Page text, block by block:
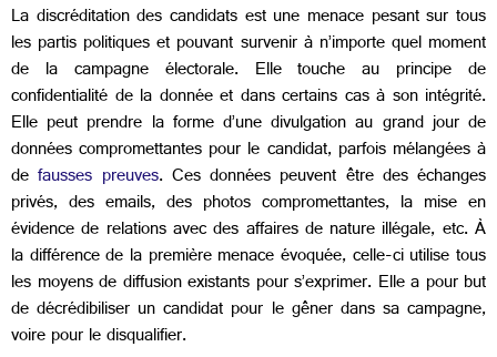
La discréditation des candidats est une menace pesant sur tous
les partis politiques et pouvant survenir à n’importe quel moment
de la campagne électorale. Elle touche au principe de
confidentialité de la donnée et dans certains cas à son intégrité.
Elle peut prendre la forme d’une divulgation au grand jour de
données compromettantes pour le candidat, parfois mélangées à
defausses preuves. Ces données peuvent être des échanges
privés, des emails, des photos compromettantes, la mise en
évidence de relations avec des affaires de nature illégale, etc. À
la différence de la première menace évoquée, celle-ci utilise tous
les moyens de diffusion existants pour s’exprimer. Elle a pour but
de décrédibiliser un candidat pour le gêner dans sa campagne,
voire pour le disqualifier.